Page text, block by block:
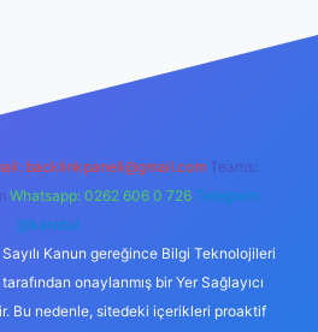
hiltonbet yeni giriş
backlinkpaneli@gmail.com Teams:
Whatsapp: 0262 606 0 726 Telegram:
@karabul
Kanun gereğince Bilgi Teknolojileri
onaylanmış bir Yer Sağlayıcı
Bu nedenle, sitedeki içerikleri proaktif